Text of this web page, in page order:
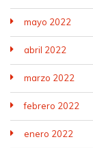
mayo 2022
abril 2022
marzo 2022
febrero 2022
enero 2022